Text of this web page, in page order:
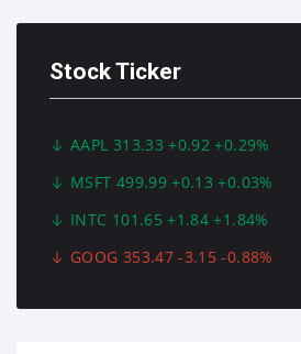
Stock Ticker
AAPL 313.33 +0.92 +0.29%
MSFT 499.99 +0.13 +0.03%
INTC 101.65 +1.84 +1.84%
GOOG 353.47 -3.15 -0.88%